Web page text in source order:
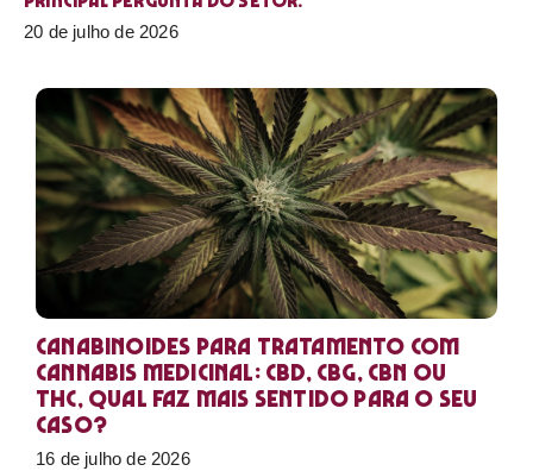
20 de julho de 2026
Canabinoides para tratamento com
cannabis medicinal: CBD, CBG, CBN ou
THC, qual faz mais sentido para o seu
caso?
16 de julho de 2026